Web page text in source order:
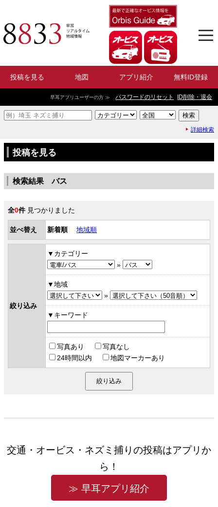
投稿を見る 地図 アプリ紹介 無料ID登録
早耳アプリユーザーの方 ≫ パスワードのリセット ID削除・退会
詳細検索
投稿を見る
検索結果 バス
全0件 見つかりました
並べ替え 新着順 地域順
絞り込み
カテゴリー
»
地域
»
キーワード
写真あり
写真なし
24時間以内
地図マーカーあり
交通・オービス・ネズミ捕りの投稿はアプリか
ら！
≫ 早耳アプリ紹介